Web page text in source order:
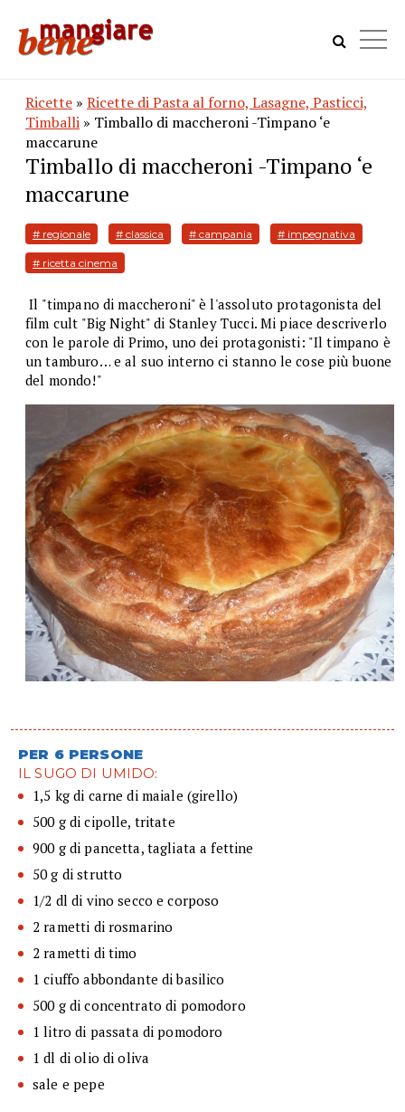
Ricette » Ricette di Pasta al forno, Lasagne, Pasticci,
Timballi » Timballo di maccheroni -Timpano ‘e
maccarune
Timballo di maccheroni -Timpano ‘e
maccarune
# regionale # classica # campania # impegnativa
# ricetta cinema
Il "timpano di maccheroni" è l'assoluto protagonista del
film cult "Big Night" di Stanley Tucci. Mi piace descriverlo
con le parole di Primo, uno dei protagonisti: "Il timpano è
un tamburo… e al suo interno ci stanno le cose più buone
del mondo!"
PER 6 PERSONE
IL SUGO DI UMIDO:
1,5 kg di carne di maiale (girello)
500 g di cipolle, tritate
900 g di pancetta, tagliata a fettine
50 g di strutto
1/2 dl di vino secco e corposo
2 rametti di rosmarino
2 rametti di timo
1 ciuffo abbondante di basilico
500 g di concentrato di pomodoro
1 litro di passata di pomodoro
1 dl di olio di oliva
sale e pepe